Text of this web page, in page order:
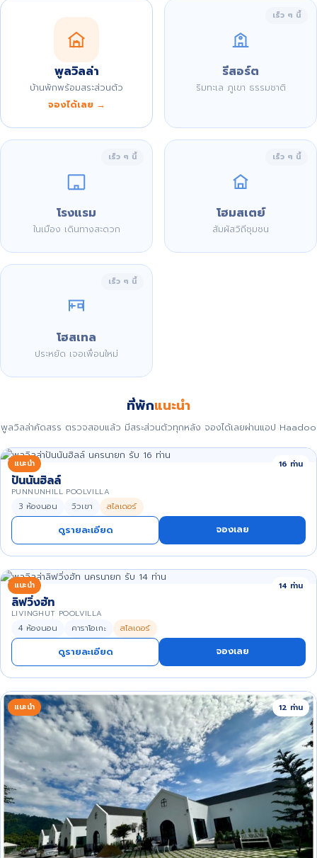
พูลวิลล่า
บ้านพักพร้อมสระส่วนตัว
จองได้เลย →
เร็ว ๆ นี้
รีสอร์ต
ริมทะเล ภูเขา ธรรมชาติ
เร็ว ๆ นี้
โรงแรม
ในเมือง เดินทางสะดวก
เร็ว ๆ นี้
โฮมสเตย์
สัมผัสวิถีชุมชน
เร็ว ๆ นี้
โฮสเทล
ประหยัด เจอเพื่อนใหม่
ที่พักแนะนำ
พูลวิลล่าคัดสรร ตรวจสอบแล้ว มีสระส่วนตัวทุกหลัง จองได้เลยผ่านแอป Haadoo
แนะนำ 16 ท่าน
ปันนันฮิลล์
PUNNUNHILL POOLVILLA
3 ห้องนอน วิวเขา สไลเดอร์
ดูรายละเอียด จองเลย
แนะนำ 14 ท่าน
ลิฟวิ่งฮัท
LIVINGHUT POOLVILLA
4 ห้องนอน คาราโอเกะ สไลเดอร์
ดูรายละเอียด จองเลย
แนะนำ 12 ท่าน